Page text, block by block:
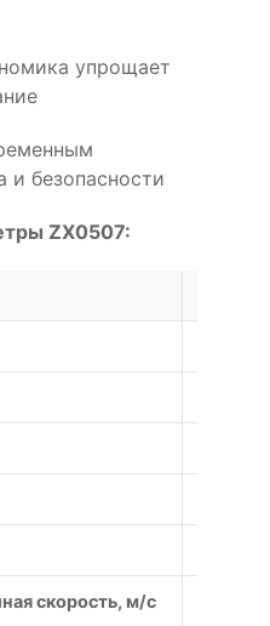
упрощает
и безопасности
ZX0507:
скорость, м/с